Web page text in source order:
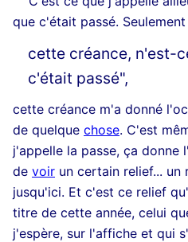
que c'était passé.
cette créance, n'est-
c'était passé",
cette créance m'a donné
de quelque chose. C'est
j'appelle la passe, ça
de voir un certain relief...
jusqu'ici. Et c'est ce relief
titre de cette année, celui
j'espère, sur l'affiche et qui